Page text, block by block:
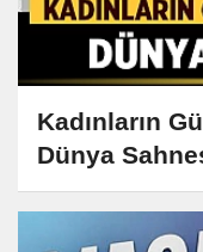
Kadınların
Dünya